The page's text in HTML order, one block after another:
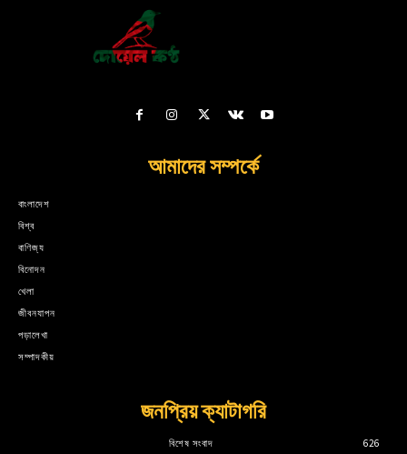
আমাদের সম্পর্কে
বাংলাদেশ
বিশ্ব
বাণিজ্য
বিনোদন
খেলা
জীবনযাপন
পড়ালেখা
সম্পাদকীয়
জনপ্রিয় ক্যাটাগরি
বিশেষ সংবাদ 626